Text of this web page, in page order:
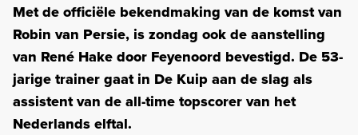
Met de officiële bekendmaking van de komst van
Robin van Persie, is zondag ook de aanstelling
van René Hake door Feyenoord bevestigd. De 53-
jarige trainer gaat in De Kuip aan de slag als
assistent van de all-time topscorer van het
Nederlands elftal.